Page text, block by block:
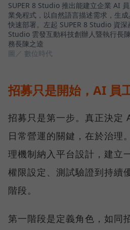
SUPER 8 Studio 推出能建立企業 AI
業免程式，以自然語言描述需求，生
快速部署。左起 SUPER 8 Studio 資深
Studio 雲發互動科技創辦人暨執行長
務長陳之逵
圖／ 數位時代
招募只是開始，AI 員
招募只是第一步。真正決定
日常營運的關鍵，在於治理
理機制納入平台設計，建立
權限設定、測試驗證到持續
階段。
第一階段是定義角色，如同